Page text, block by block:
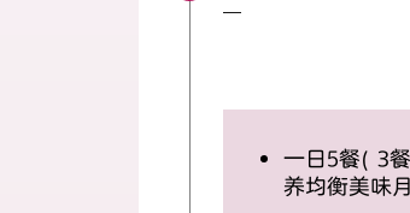
一日5餐( 3
养均衡美味